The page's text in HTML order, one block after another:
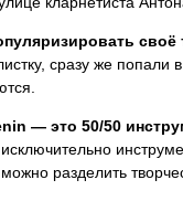
своё
сразу же
— это 50/50
разделить